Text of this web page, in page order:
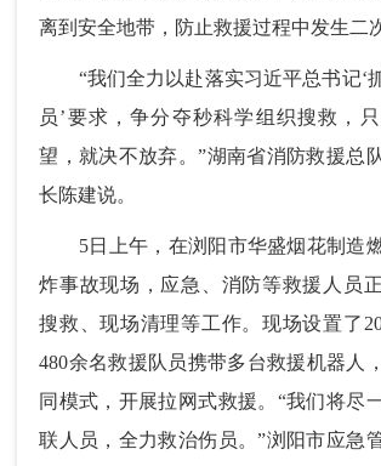
离到安全地带，防止救援过程中发生二
“我们全力以赴落实习近平总书记‘
员’要求，争分夺秒科学组织搜救，
望，就决不放弃。”湖南省消防救援总
长陈建说。
5日上午，在浏阳市华盛烟花制造
炸事故现场，应急、消防等救援人员
搜救、现场清理等工作。现场设置了
480余名救援队员携带多台救援机器人
同模式，开展拉网式救援。“我们将尽
联人员，全力救治伤员。”浏阳市应急